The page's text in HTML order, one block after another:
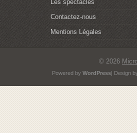
Les spectacles
Contactez-nous
Mentions Légales
© 2026
Powered by WordPress| Design